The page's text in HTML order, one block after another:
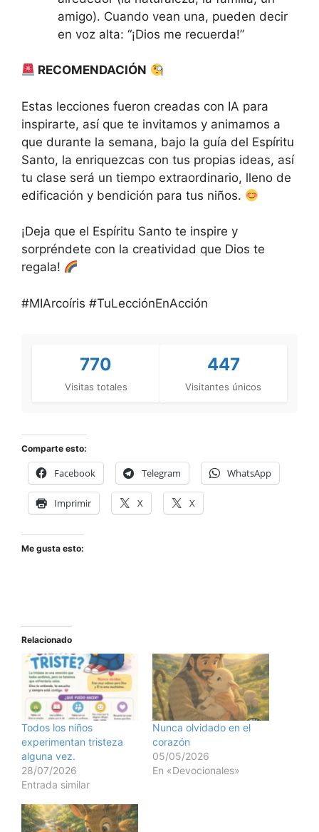
amigo). Cuando vean una, pueden decir
en voz alta: “¡Dios me recuerda!”
RECOMENDACIÓN
Estas lecciones fueron creadas con IA para
inspirarte, así que te invitamos y animamos a
que durante la semana, bajo la guía del Espíritu
Santo, la enriquezcas con tus propias ideas, así
tu clase será un tiempo extraordinario, lleno de
edificación y bendición para tus niños.
¡Deja que el Espíritu Santo te inspire y
sorpréndete con la creatividad que Dios te
regala!
#MIArcoíris #TuLecciónEnAcción
770
Visitas totales
447
Visitantes únicos
Comparte esto:
Facebook Telegram WhatsApp
Imprimir X X
Me gusta esto:
Relacionado
Todos los niños
experimentan tristeza
alguna vez.
28/07/2026
Entrada similar
Nunca olvidado en el
corazón
05/05/2026
En «Devocionales»